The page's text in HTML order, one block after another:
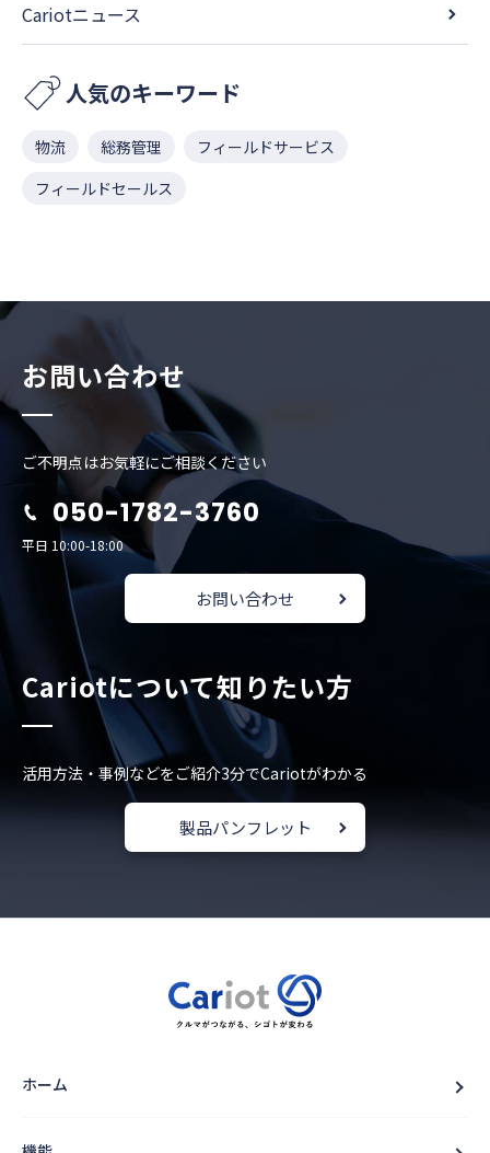
Cariotニュース
人気のキーワード
物流 総務管理
フィールドサービス
フィールドセールス
お問い合わせ
ご不明点はお気軽にご相談ください
050-1782-3760
平日 10:00-18:00
お問い合わせ
Cariotについて知りたい方
活用方法・事例などをご紹介3分でCariotがわかる
製品パンフレット
ホーム